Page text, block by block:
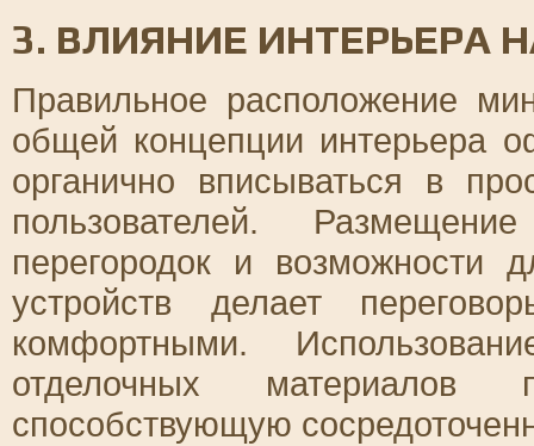
3. ВЛИЯНИЕ ИНТЕРЬЕРА
Правильное расположение
общей концепции интерьера
органично вписываться в
пользователей.
перегородок и возможности
устройств делает
комфортными.
отделочных материалов
способствующую